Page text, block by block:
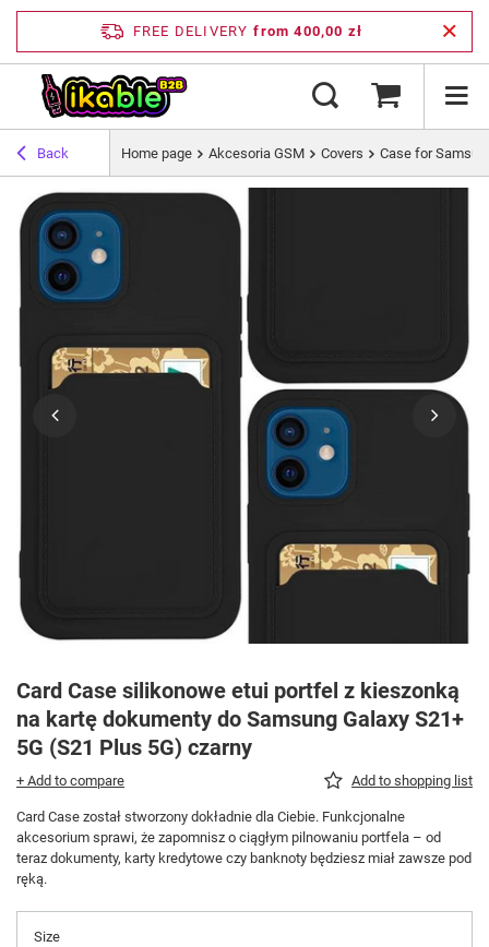
FREE DELIVERY from 400,00 zł
Back Home page Akcesoria GSM Covers Case for
Card Case silikonowe etui portfel z kieszonką
na kartę dokumenty do Samsung Galaxy S21+
5G (S21 Plus 5G) czarny
+ Add to compare Add to shopping list
Card Case został stworzony dokładnie dla Ciebie. Funkcjonalne
akcesorium sprawi, że zapomnisz o ciągłym pilnowaniu portfela – od
teraz dokumenty, karty kredytowe czy banknoty będziesz miał zawsze pod
ręką.
Size